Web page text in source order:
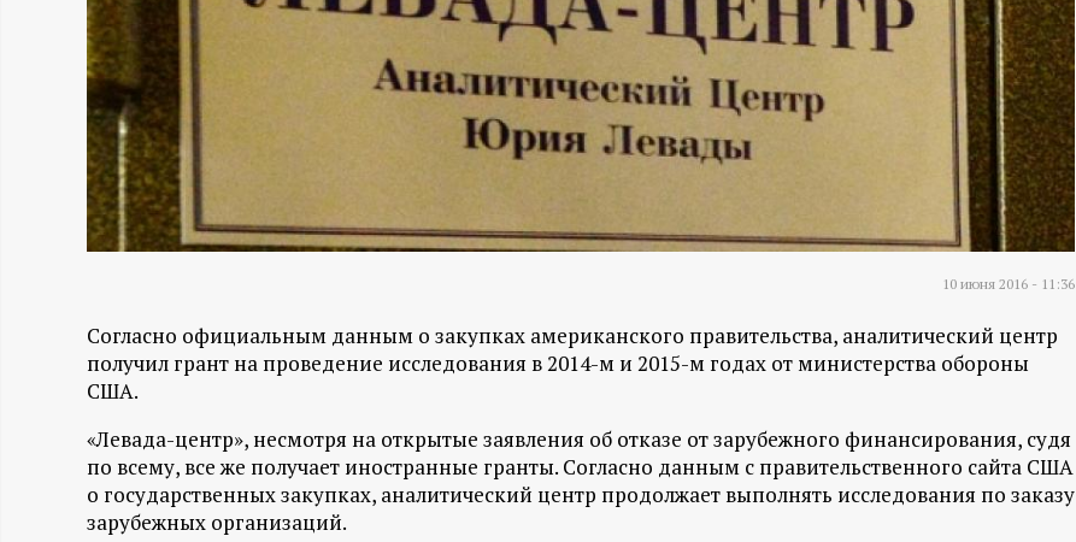
Н
-
и
н
о
р
м
а
10 июня 2016 - 11:36
Согласно официальным данным о закупках американского правительства, аналитический центр
получил грант на проведение исследования в 2014-м и 2015-м годах от министерства обороны
США.
«Левада-центр», несмотря на открытые заявления об отказе от зарубежного финансирования, судя
по всему, все же получает иностранные гранты. Согласно данным с правительственного сайта США
о государственных закупках, аналитический центр продолжает выполнять исследования по заказу
зарубежных организаций.